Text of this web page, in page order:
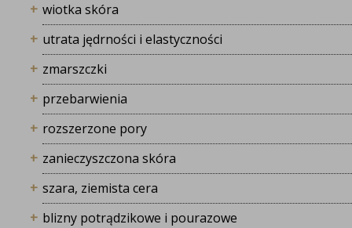
wiotka skóra
utrata jędrności i elastyczności
zmarszczki
przebarwienia
rozszerzone pory
zanieczyszczona skóra
szara, ziemista cera
blizny potrądzikowe i pourazowe